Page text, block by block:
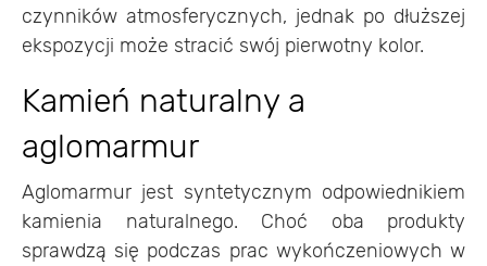
czynników atmosferycznych, jednak po dłuższej
ekspozycji może stracić swój pierwotny kolor.
Kamień naturalny a
aglomarmur
Aglomarmur jest syntetycznym odpowiednikiem
kamienia naturalnego. Choć oba produkty
sprawdzą się podczas prac wykończeniowych w